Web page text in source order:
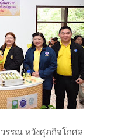
รรณ หวังศุภกิจโกศล